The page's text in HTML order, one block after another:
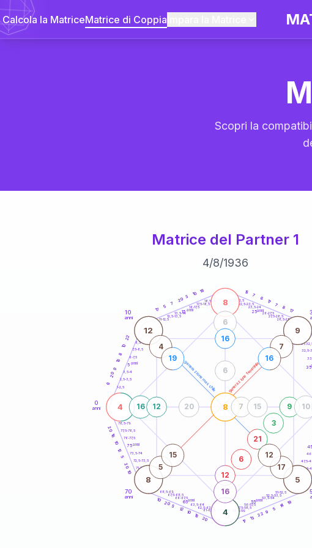
Calcola la MatriceMatrice di Coppia
Scopri la
Matrice del Partner 1
4/8/1936
generazione maschile generazione femminile
0
anni
10
anni
70
anni
1-2,5
2,5-3,5
3,5-4
6-7,5
7,5-8,5
8,5-9
11-12,5
12,5-13,5
13,5-14
16-17,5
17,5-18,5
18,5-19
21-22,5
22,5-23,5
23,5-24
26-27,5
27,5-28,5
28,5-29
31-
32,5-
47,5-
48,5-
51-52,5
52,5-53,5
53,5-54
56-57,5
57,5-58,5
58,5-59
61-62,5
62,5-63,5
63,5-64
66-67,5
67,5-68,5
68,5-69
71-72,5
72,5-73,5
73,5-74
76-77,5
77,5-78,5
78,5-79
6
20
9
16
8
10
22
17
5
7
20 3 10 18 15
7
6
17
7
8
17
19
14
5
9
22
13
17
20
16
10
12
5
20
10
10
20
5
12
10
16
20
4
8
4
8
12 9
8 5
12
6
21
3
9
16
6
10
16
12
16
7 15
20
6
4
19
7
16
5
15
17
12
5 anni
15 anni 25anni
35
45
55anni
65anni
75anni